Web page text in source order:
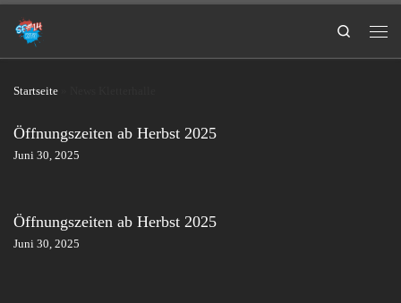
Search
Startseite
Öffnungszeiten ab Herbst 2025
Juni 30, 2025
Öffnungszeiten ab Herbst 2025
Juni 30, 2025